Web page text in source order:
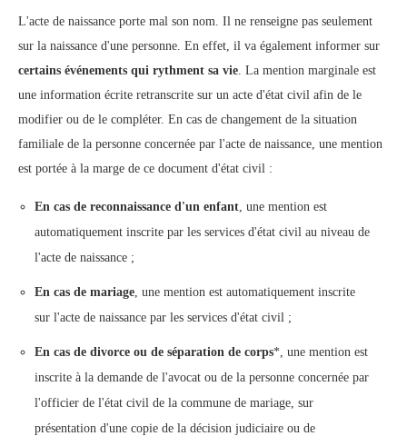
L'acte de naissance porte mal son nom. Il ne renseigne pas seulement
sur la naissance d'une personne. En effet, il va également informer sur
certains événements qui rythment sa vie. La mention marginale est
une information écrite retranscrite sur un acte d'état civil afin de le
modifier ou de le compléter. En cas de changement de la situation
familiale de la personne concernée par l'acte de naissance, une mention
est portée à la marge de ce document d'état civil :
En cas de reconnaissance d'un enfant, une mention est
automatiquement inscrite par les services d'état civil au niveau de
l'acte de naissance ;
En cas de mariage, une mention est automatiquement inscrite
sur l'acte de naissance par les services d'état civil ;
En cas de divorce ou de séparation de corps*, une mention est
inscrite à la demande de l'avocat ou de la personne concernée par
l'officier de l'état civil de la commune de mariage, sur
présentation d'une copie de la décision judiciaire ou de